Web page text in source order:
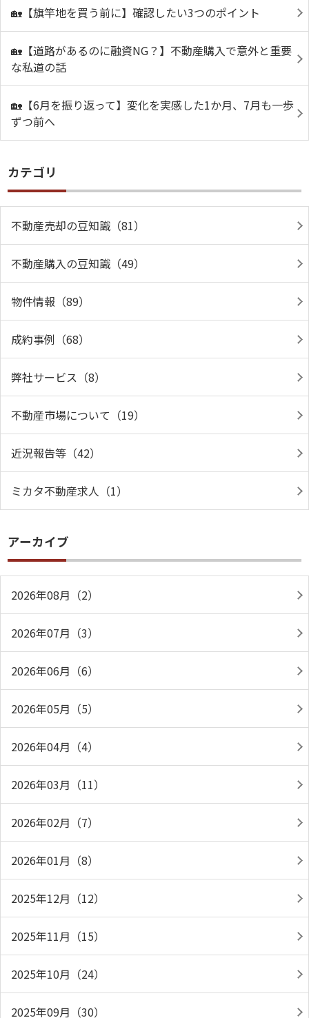
🏡【旗竿地を買う前に】確認したい3つのポイント
🏡【道路があるのに融資NG？】不動産購入で意外と重要
な私道の話
🏡【6月を振り返って】変化を実感した1か月、7月も一歩
ずつ前へ
カテゴリ
不動産売却の豆知識（81）
不動産購入の豆知識（49）
物件情報（89）
成約事例（68）
弊社サービス（8）
不動産市場について（19）
近況報告等（42）
ミカタ不動産求人（1）
アーカイブ
2026年08月（2）
2026年07月（3）
2026年06月（6）
2026年05月（5）
2026年04月（4）
2026年03月（11）
2026年02月（7）
2026年01月（8）
2025年12月（12）
2025年11月（15）
2025年10月（24）
2025年09月（30）